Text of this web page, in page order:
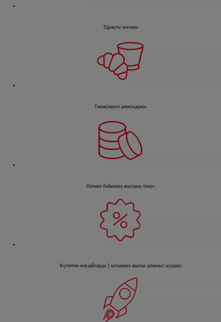
Тұрақты жалақы
Тамақтануға демеуқаржы
Нәтиже бойынша жылдық бонус
Күтпеген жағдайларда 2 қосымша ақылы демалыс күндері